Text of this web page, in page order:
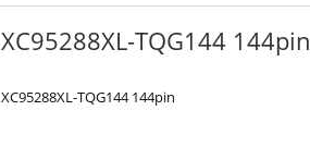
XC95288XL-TQG144 144pin
XC95288XL-TQG144 144pin